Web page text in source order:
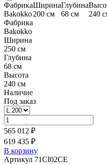
Фабрика
Bakokko
Ширина
200 см
Глубина
68 см
240
Фабрика
Bakokko
Ширина
250 см
Глубина
68 см
Высота
240 см
Наличие
Под заказ
565 012 ₽
619 435 ₽
В корзину
Артикул 71CI02CE